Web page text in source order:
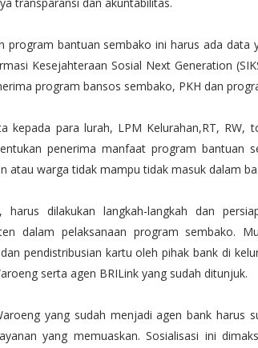
program bantuan sembako ini harus ada
Kesejahteraan Sosial Next Generation
program bansos sembako, PKH dan
kepada para lurah, LPM Kelurahan,RT, RW,
penerima manfaat program bantuan
atau warga tidak mampu tidak masuk dalam
harus dilakukan langkah-langkah dan
dalam pelaksanaan program sembako.
pendistribusian kartu oleh pihak bank di
serta agen BRILink yang sudah ditunjuk.
yang sudah menjadi agen bank harus
yang memuaskan. Sosialisasi ini